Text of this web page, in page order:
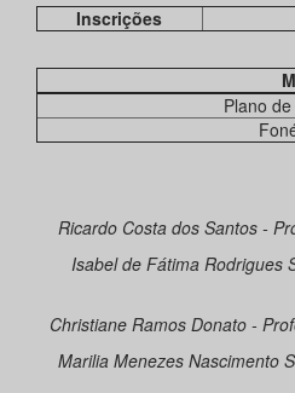
Inscrições
Plano
Ricardo Costa dos Santos -
Isabel de Fátima Rodrigues
Christiane Ramos Donato -
Marilia Menezes Nascimento